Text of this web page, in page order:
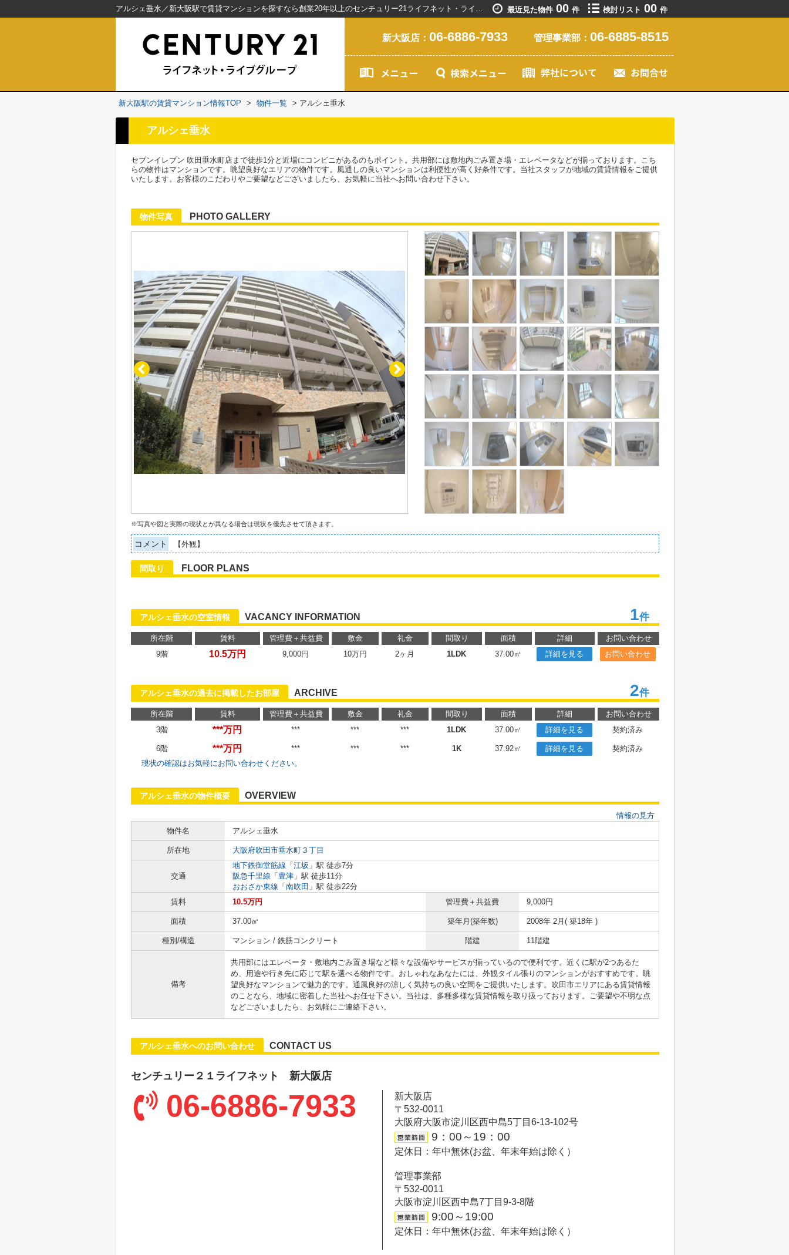
アルシェ垂水／新大阪駅で賃貸マンションを探すなら創業20年以上のセンチュリー21ライフネット・ライブグループ 最近見た物件 00 件 検討リスト 00 件
新大阪店： 06-6886-7933 管理事業部： 06-6885-8515
新大阪駅の賃貸マンション情報TOP > 物件一覧 > アルシェ垂水
アルシェ垂水
セブンイレブン 吹田垂水町店まで徒歩1分と近場にコンビニがあるのもポイント。共用部には敷地内ごみ置き場・エレベータなどが揃っております。こち
らの物件はマンションです。眺望良好なエリアの物件です。風通しの良いマンションは利便性が高く好条件です。当社スタッフが地域の賃貸情報をご提供
いたします。お客様のこだわりやご要望などございましたら、お気軽に当社へお問い合わせ下さい。
物件写真 PHOTO GALLERY
※写真や図と実際の現状とが異なる場合は現状を優先させて頂きます。
コメント 【外観】
間取り FLOOR PLANS
アルシェ垂水の空室情報 VACANCY INFORMATION 1件
所在階 賃料 管理費＋共益費 敷金 礼金 間取り 面積 詳細
お問い合わせ
9階
10.5万円 9,000円 10万円 2ヶ月 1LDK 37.00㎡ 詳細を見る お問い合わせ
アルシェ垂水の過去に掲載したお部屋 ARCHIVE 2件
所在階 賃料 管理費＋共益費 敷金 礼金 間取り 面積 詳細
お問い合わせ
3階
***万円 *** *** *** 1LDK 37.00㎡ 詳細を見る 契約済み
6階 ***万円 *** *** *** 1K 37.92㎡ 詳細を見る
契約済み
現状の確認はお気軽にお問い合わせください。
アルシェ垂水の物件概要 OVERVIEW
情報の見方
物件名
アルシェ垂水
所在地 大阪府吹田市垂水町３丁目
交通
地下鉄御堂筋線 「 江坂 」駅 徒歩7分
阪急千里線 「 豊津 」駅 徒歩11分
おおさか東線 「 南吹田 」駅 徒歩22分
賃料
10.5万円 管理費＋共益費 9,000円
面積 37.00㎡ 築年月(築年数) 2008年 2月( 築18年 )
種別/構造 マンション / 鉄筋コンクリート 階建 11階建
備考
共用部にはエレベータ・敷地内ごみ置き場など様々な設備やサービスが揃っているので便利です。近くに駅が2つあるた
め、用途や行き先に応じて駅を選べる物件です。おしゃれなあなたには、外観タイル張りのマンションがおすすめです。眺
望良好なマンションで魅力的です。通風良好の涼しく気持ちの良い空間をご提供いたします。吹田市エリアにある賃貸情報
のことなら、地域に密着した当社へお任せ下さい。当社は、多種多様な賃貸情報を取り扱っております。ご要望や不明な点
などございましたら、お気軽にご連絡下さい。
アルシェ垂水へのお問い合わせ CONTACT US
センチュリー２１ライフネット 新大阪店
06-6886-7933
新大阪店
〒532-0011
大阪府大阪市淀川区西中島5丁目6-13-102号
9：00～19：00
定休日：年中無休(お盆、年末年始は除く）
管理事業部
〒532-0011
大阪市淀川区西中島7丁目9-3-8階
9:00～19:00
定休日：年中無休(お盆、年末年始は除く）